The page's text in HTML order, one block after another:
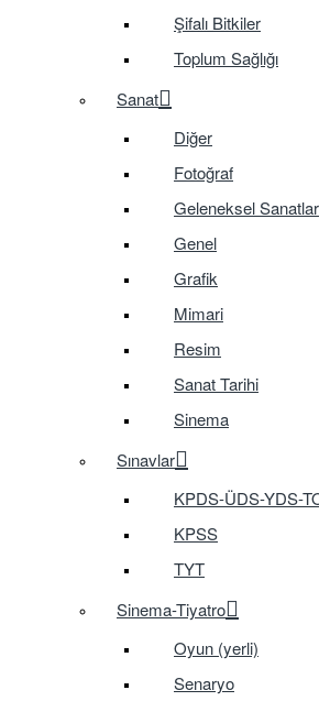
Şifalı Bitkiler
Toplum Sağlığı
Sanat
Diğer
Fotoğraf
Geleneksel Sanatlar
Genel
Grafik
Mimari
Resim
Sanat Tarihi
Sinema
Sınavlar
KPDS-ÜDS-YDS-
KPSS
TYT
Sinema-Tiyatro
Oyun (yerli)
Senaryo